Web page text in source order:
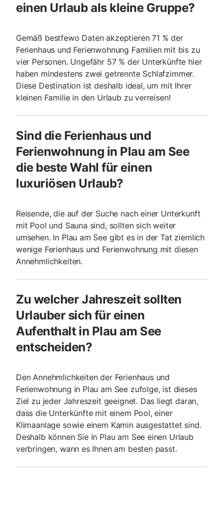
einen Urlaub als kleine Gruppe?
Gemäß bestfewo Daten akzeptieren 71 % der
Ferienhaus und Ferienwohnung Familien mit bis zu
vier Personen. Ungefähr 57 % der Unterkünfte hier
haben mindestens zwei getrennte Schlafzimmer.
Diese Destination ist deshalb ideal, um mit Ihrer
kleinen Familie in den Urlaub zu verreisen!
Sind die Ferienhaus und
Ferienwohnung in Plau am See
die beste Wahl für einen
luxuriösen Urlaub?
Reisende, die auf der Suche nach einer Unterkunft
mit Pool und Sauna sind, sollten sich weiter
umsehen. In Plau am See gibt es in der Tat ziemlich
wenige Ferienhaus und Ferienwohnung mit diesen
Annehmlichkeiten.
Zu welcher Jahreszeit sollten
Urlauber sich für einen
Aufenthalt in Plau am See
entscheiden?
Den Annehmlichkeiten der Ferienhaus und
Ferienwohnung in Plau am See zufolge, ist dieses
Ziel zu jeder Jahreszeit geeignet. Das liegt daran,
dass die Unterkünfte mit einem Pool, einer
Klimaanlage sowie einem Kamin ausgestattet sind.
Deshalb können Sie in Plau am See einen Urlaub
verbringen, wann es Ihnen am besten passt.